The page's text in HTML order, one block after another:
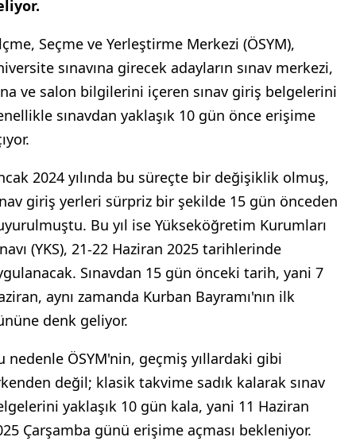
Seçme ve Yerleştirme Merkezi (ÖSYM),
sınavına girecek adayların sınav merkezi,
ve salon bilgilerini içeren sınav giriş belgelerini
sınavdan yaklaşık 10 gün önce erişime
2024 yılında bu süreçte bir değişiklik olmuş,
giriş yerleri sürpriz bir şekilde 15 gün önceden
Bu yıl ise Yükseköğretim Kurumları
(YKS), 21-22 Haziran 2025 tarihlerinde
Sınavdan 15 gün önceki tarih, yani 7
aynı zamanda Kurban Bayramı'nın ilk
denk geliyor.
nedenle ÖSYM'nin, geçmiş yıllardaki gibi
değil; klasik takvime sadık kalarak sınav
yaklaşık 10 gün kala, yani 11 Haziran
Çarşamba günü erişime açması bekleniyor.